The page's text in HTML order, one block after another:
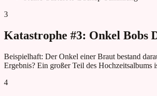
3
Katastrophe #3: Onkel Bobs
Beispielhaft: Der Onkel einer Braut bestand
Ergebnis? Ein großer Teil des Hochzeitsalbums
4